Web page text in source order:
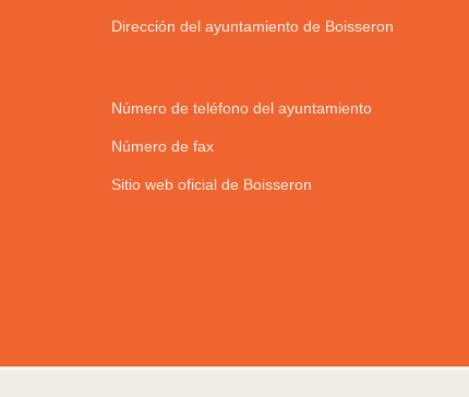
Dirección del ayuntamiento de Boisseron
Número de teléfono del ayuntamiento
Número de fax
Sitio web oficial de Boisseron